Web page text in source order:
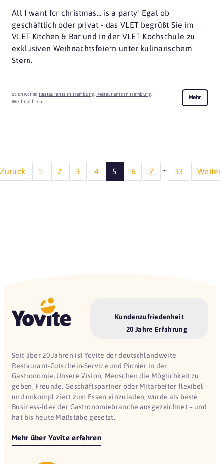
All I want for christmas... is a party! Egal ob
geschäftlich oder privat - das VLET begrüßt Sie im
VLET Kitchen & Bar und in der VLET Kochschule zu
exklusiven Weihnachtsfeiern unter kulinarischem
Stern.
Stichworte: Restaurants in Hamburg, Restaurants in Hamburg
Weihnachten
Mehr
Zurück 1 2 3 4 5 6 7 33
Kundenzufriedenheit
20 Jahre Erfahrung
Seit über 20 Jahren ist Yovite der deutschlandweite
Restaurant-Gutschein-Service und Pionier in der
Gastronomie. Unsere Vision, Menschen die Möglichkeit zu
geben, Freunde, Geschäftspartner oder Mitarbeiter flexibel
und unkompliziert zum Essen einzuladen, wurde als beste
Business-Idee der Gastronomiebranche ausgezeichnet – und
hat bis heute Maßstäbe gesetzt.
Mehr über Yovite erfahren